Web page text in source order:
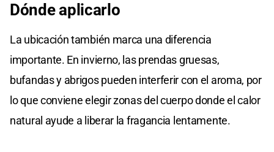
Dónde aplicarlo
La ubicación también marca una diferencia
importante. En invierno, las prendas gruesas,
bufandas y abrigos pueden interferir con el aroma, por
lo que conviene elegir zonas del cuerpo donde el calor
natural ayude a liberar la fragancia lentamente.